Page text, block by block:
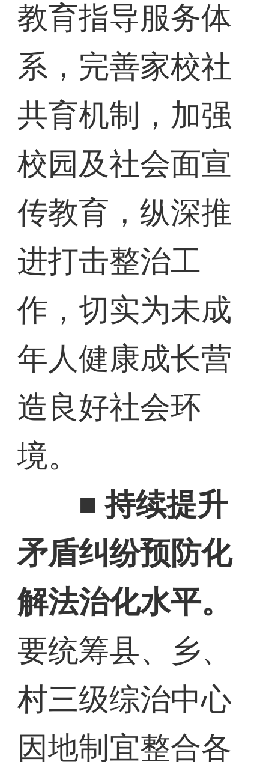
教育指导服务体
系，完善家校社
共育机制，加强
校园及社会面宣
传教育，纵深推
进打击整治工
作，切实为未成
年人健康成长营
造良好社会环
境。
■ 持续提升
矛盾纠纷预防化
解法治化水平。
要统筹县、乡、
村三级综治中心
因地制宜整合各